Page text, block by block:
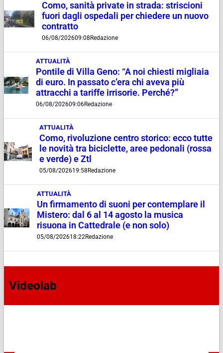
Como, sanità private in strada: striscioni
fuori dagli ospedali per chiedere un nuovo
contratto
06/08/202609:08 Redazione
ATTUALITÀ
Pontile di Villa Geno: “A noi chiesti migliaia
di euro. In passato c’era chi aveva più
attracchi a tariffe irrisorie. Perché?”
06/08/202609:06Redazione
ATTUALITÀ
Como, rivoluzione centro storico: ecco tutte
le novità tra biciclette, aree pedonali (rossa
e verde) e Ztl
05/08/202619:58 Redazione
ATTUALITÀ
Un firmamento di suoni per contemplare il
Mistero: dal 6 al 14 agosto la musica
risuona in Cattedrale (e non solo)
05/08/202618:22Redazione
Videolab